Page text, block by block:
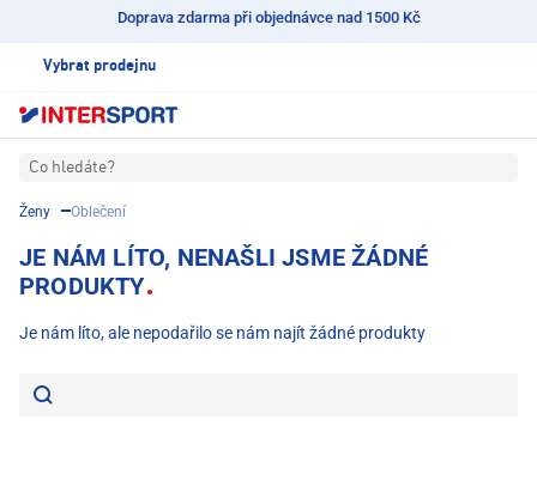
Doprava zdarma při objednávce nad 1500 Kč
Vybrat prodejnu
Co hledáte?
Ženy Oblečení
JE NÁM LÍTO, NENAŠLI JSME ŽÁDNÉ
PRODUKTY
Je nám líto, ale nepodařilo se nám najít žádné produkty